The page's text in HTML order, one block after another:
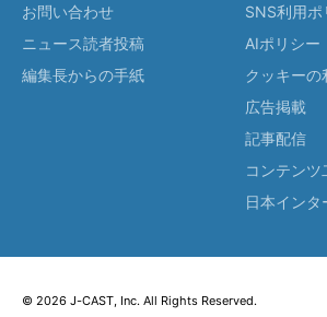
お問い合わせ
ニュース読者投稿
編集長からの手紙
SNS利用ポ
AIポリシー
クッキーの
広告掲載
記事配信
コンテンツ
日本インタ
© 2026 J-CAST, Inc. All Rights Reserved.